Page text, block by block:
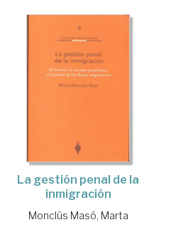
La gestión penal de la
inmigración
Monclús Masó, Marta